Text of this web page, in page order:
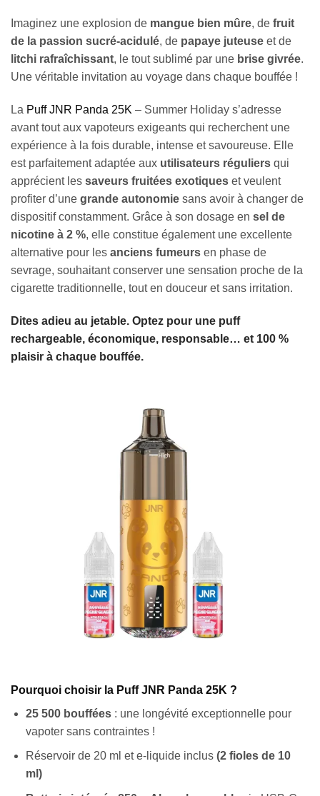
Imaginez une explosion de mangue bien mûre, de fruit
de la passion sucré-acidulé, de papaye juteuse et de
litchi rafraîchissant, le tout sublimé par une brise givrée.
Une véritable invitation au voyage dans chaque bouffée !
La Puff JNR Panda 25K – Summer Holiday s’adresse
avant tout aux vapoteurs exigeants qui recherchent une
expérience à la fois durable, intense et savoureuse. Elle
est parfaitement adaptée aux utilisateurs réguliers qui
apprécient les saveurs fruitées exotiques et veulent
profiter d’une grande autonomie sans avoir à changer de
dispositif constamment. Grâce à son dosage en sel de
nicotine à 2 %, elle constitue également une excellente
alternative pour les anciens fumeurs en phase de
sevrage, souhaitant conserver une sensation proche de la
cigarette traditionnelle, tout en douceur et sans irritation.
Dites adieu au jetable. Optez pour une puff
rechargeable, économique, responsable… et 100 %
plaisir à chaque bouffée.
Pourquoi choisir la Puff JNR Panda 25K ?
25 500 bouffées: une longévité exceptionnelle pour
vapoter sans contraintes !
Réservoir de 20 ml et e-liquide inclus (2 fioles de 10
ml)